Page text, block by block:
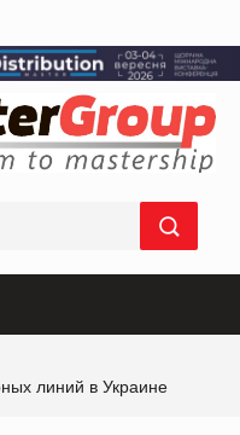
линий в Украине